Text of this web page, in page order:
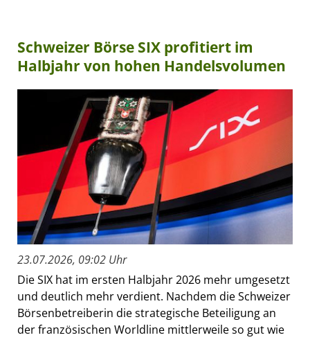
Schweizer Börse SIX profitiert im
Halbjahr von hohen Handelsvolumen
23.07.2026, 09:02 Uhr
Die SIX hat im ersten Halbjahr 2026 mehr umgesetzt
und deutlich mehr verdient. Nachdem die Schweizer
Börsenbetreiberin die strategische Beteiligung an
der französischen Worldline mittlerweile so gut wie